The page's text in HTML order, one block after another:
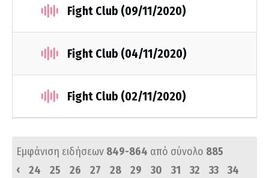
Fight Club (09/11/2020)
Fight Club (04/11/2020)
Fight Club (02/11/2020)
Εμφάνιση ειδήσεων 849-864 από σύνολο 885
‹
24 25 26 27 28 29 30 31 32 33
34